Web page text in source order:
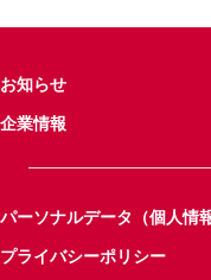
お知らせ
企業情報
パーソナルデータ（個人情
プライバシーポリシー